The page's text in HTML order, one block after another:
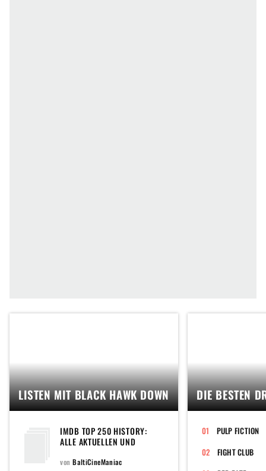
LISTEN MIT BLACK HAWK DOWN
IMDB TOP 250 HISTORY:
ALLE AKTUELLEN UND
POPULÄREN TOPLISTE DER
vonBaltiCineManiac
DIE BESTEN
PULP FICTION
FIGHT CLUB